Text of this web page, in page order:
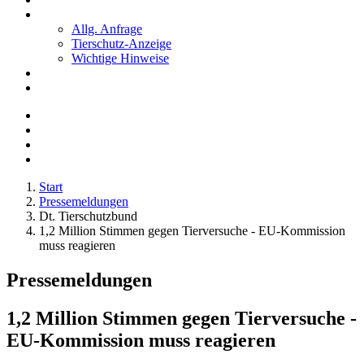
Allg. Anfrage
Tierschutz-Anzeige
Wichtige Hinweise
Start
Pressemeldungen
Dt. Tierschutzbund
1,2 Million Stimmen gegen Tierversuche - EU-Kommission
muss reagieren
Pressemeldungen
1,2 Million Stimmen gegen Tierversuche -
EU-Kommission muss reagieren